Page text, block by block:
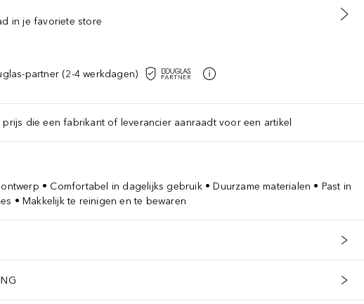
in je favoriete store
partner (2-4 werkdagen)
die een fabrikant of leverancier aanraadt voor een artikel
• Comfortabel in dagelijks gebruik • Duurzame materialen • Past in
• Makkelijk te reinigen en te bewaren